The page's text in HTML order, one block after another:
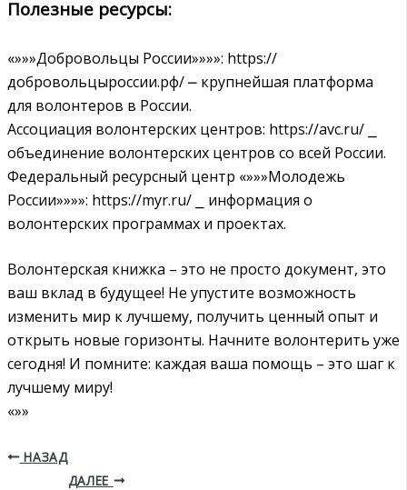
Полезные ресурсы:
«»»»Добровольцы России»»»»: https://
добровольцыроссии.рф/ ⎼ крупнейшая платформа
для волонтеров в России.
Ассоциация волонтерских центров: https://avc.ru/ ⎯
объединение волонтерских центров со всей России.
Федеральный ресурсный центр «»»»Молодежь
России»»»»: https://myr.ru/ ⎯ информация о
волонтерских программах и проектах.
Волонтерская книжка – это не просто документ, это
ваш вклад в будущее! Не упустите возможность
изменить мир к лучшему, получить ценный опыт и
открыть новые горизонты. Начните волонтерить уже
сегодня! И помните: каждая ваша помощь – это шаг к
лучшему миру!
«»»
НАЗАД
ДАЛЕЕ